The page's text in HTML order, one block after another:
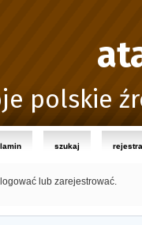
polskie
szukaj
lub zarejestrować.